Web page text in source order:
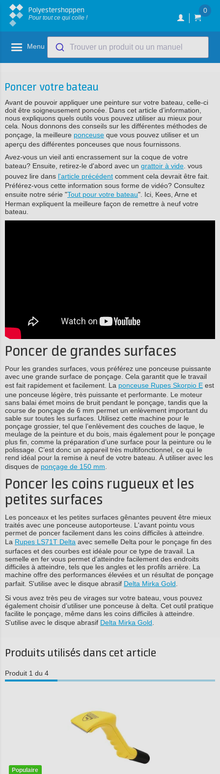
Polyestershoppen
Pour tout ce qui colle !
0
Menu Trouver un produit ou un manuel
Poncer votre bateau
Avant de pouvoir appliquer une peinture sur votre bateau, celle-ci
doit être soigneusement poncée. Dans cet article d’information,
nous expliquons quels outils vous pouvez utiliser au mieux pour
cela. Nous donnons des conseils sur les différentes méthodes de
ponçage, la meilleure ponceuse que vous pouvez utiliser et un
aperçu des différentes ponceuses que nous fournissons.
Avez-vous un vieil anti encrassement sur la coque de votre
bateau? Ensuite, retirez-le d'abord avec un grattoir à vide . vous
pouvez lire dans l'article précédent comment cela devrait être fait.
Préférez-vous cette information sous forme de vidéo? Consultez
ensuite notre série "Tout pour votre bateau". Ici, Kees, Arne et
Herman expliquent la meilleure façon de remettre à neuf votre
bateau.
Poncer de grandes surfaces
Pour les grandes surfaces, vous préférez une ponceuse puissante
avec une grande surface de ponçage. Cela garantit que le travail
est fait rapidement et facilement. La ponceuse Rupes Skorpio E est
une ponceuse légère, très puissante et performante. Le moteur
sans balai émet moins de bruit pendant le ponçage, tandis que la
course de ponçage de 6 mm permet un enlèvement important du
sable sur toutes les surfaces. Utilisez cette machine pour le
ponçage grossier, tel que l’enlèvement des couches de laque, le
meulage de la peinture et du bois, mais également pour le ponçage
plus fin, comme la préparation d’une surface pour la peinture ou le
polissage. C’est donc un appareil très multifonctionnel, ce qui le
rend idéal pour la remise à neuf de votre bateau. À utiliser avec les
disques de ponçage de 150 mm
Poncer les coins rugueux et les
petites surfaces
Les ponceaux et les petites surfaces gênantes peuvent être mieux
traités avec une ponceuse autoporteuse. L'avant pointu vous
permet de poncer facilement dans les coins difficiles à atteindre.
La Rupes LS71T Delta avec semelle Delta pour le ponçage fin des
surfaces et des courbes est idéale pour ce type de travail. La
semelle en fer vous permet d’atteindre facilement des endroits
difficiles à atteindre, tels que les angles et les profils arrière. La
machine offre des performances élevées et un résultat de ponçage
parfait. S'utilise avec le disque abrasif Delta Mirka Gold
Si vous avez très peu de virages sur votre bateau, vous pouvez
également choisir d’utiliser une ponceuse à delta. Cet outil pratique
facilite le ponçage, même dans les coins difficiles à atteindre.
S'utilise avec le disque abrasif Delta Mirka Gold
Produits utilisés dans cet article
Produit 1 du 4
Populaire